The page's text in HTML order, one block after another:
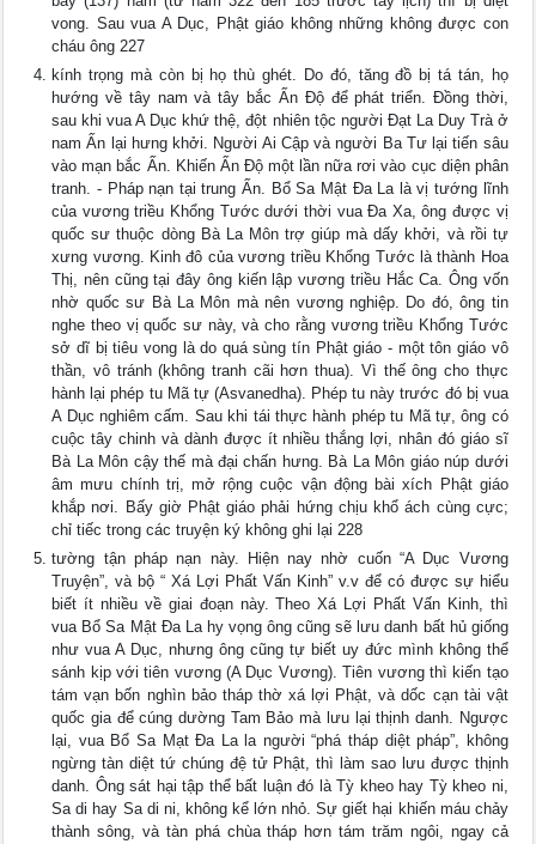
vong. Sau vua A Dục, Phật giáo không những không được con
cháu ông 227
kính trọng mà còn bị họ thù ghét. Do đó, tăng đồ bị tá tán, họ
hướng về tây nam và tây bắc Ấn Ðộ để phát triển. Ðồng thời,
sau khi vua A Dục khứ thệ, đột nhiên tộc người Ðạt La Duy Trà ở
nam Ấn lại hưng khởi. Người Ai Cập và người Ba Tư lại tiến sâu
vào mạn bắc Ấn. Khiến Ấn Ðộ một lần nữa rơi vào cục diện phân
tranh. - Pháp nạn tại trung Ấn. Bổ Sa Mật Ða La là vị tướng lĩnh
của vương triều Khổng Tước dưới thời vua Ða Xa, ông được vị
quốc sư thuộc dòng Bà La Môn trợ giúp mà dấy khởi, và rồi tự
xưng vương. Kinh đô của vương triều Khổng Tước là thành Hoa
Thị, nên cũng tại đây ông kiến lập vương triều Hắc Ca. Ông vốn
nhờ quốc sư Bà La Môn mà nên vương nghiệp. Do đó, ông tin
nghe theo vị quốc sư này, và cho rằng vương triều Khổng Tước
sở dĩ bị tiêu vong là do quá sùng tín Phật giáo - một tôn giáo vô
thần, vô tránh (không tranh cãi hơn thua). Vì thế ông cho thực
hành lại phép tu Mã tự (Asvanedha). Phép tu này trước đó bị vua
A Dục nghiêm cấm. Sau khi tái thực hành phép tu Mã tự, ông có
cuộc tây chinh và dành được ít nhiều thắng lợi, nhân đó giáo sĩ
Bà La Môn cậy thế mà đại chấn hưng. Bà La Môn giáo núp dưới
âm mưu chính trị, mở rộng cuộc vận động bài xích Phật giáo
khắp nơi. Bấy giờ Phật giáo phải hứng chịu khổ ách cùng cực;
chỉ tiếc trong các truyện ký không ghi lại 228
tường tận pháp nạn này. Hiện nay nhờ cuốn “A Dục Vương
Truyện”, và bộ “ Xá Lợi Phất Vấn Kinh” v.v để có được sự hiểu
biết ít nhiều về giai đoạn này. Theo Xá Lợi Phất Vấn Kinh, thì
vua Bổ Sa Mật Ða La hy vọng ông cũng sẽ lưu danh bất hủ giống
như vua A Dục, nhưng ông cũng tự biết uy đức mình không thể
sánh kịp với tiên vương (A Dục Vương). Tiên vương thì kiến tạo
tám vạn bốn nghìn bảo tháp thờ xá lợi Phật, và dốc cạn tài vật
quốc gia để cúng dường Tam Bảo mà lưu lại thịnh danh. Ngược
lại, vua Bổ Sa Mạt Ða La la người “phá tháp diệt pháp”, không
ngừng tàn diệt tứ chúng đệ tử Phật, thì làm sao lưu được thịnh
danh. Ông sát hại tập thể bất luận đó là Tỳ kheo hay Tỳ kheo ni,
Sa di hay Sa di ni, không kể lớn nhỏ. Sự giết hại khiến máu chảy
thành sông, và tàn phá chùa tháp hơn tám trăm ngôi, ngay cả